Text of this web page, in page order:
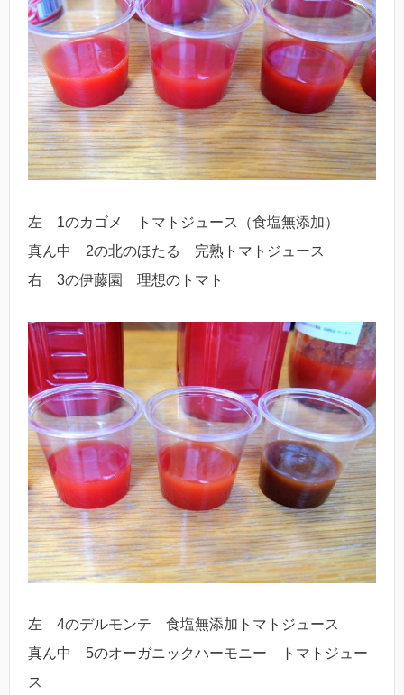
左 1のカゴメ トマトジュース（食塩無添加）
真ん中 2の北のほたる 完熟トマトジュース
右 3の伊藤園 理想のトマト
左 4のデルモンテ 食塩無添加トマトジュース
真ん中 5のオーガニックハーモニー トマトジュー
ス